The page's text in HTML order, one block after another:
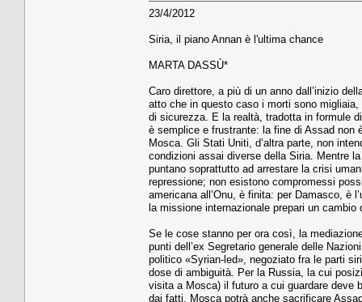
23/4/2012
Siria, il piano Annan è l'ultima chance
MARTA DASSÙ*
Caro direttore, a più di un anno dall’inizio
atto che in questo caso i morti sono
di sicurezza. E la realtà, tradotta in formule
è semplice e frustrante: la fine di Assad non
Mosca. Gli Stati Uniti, d’altra parte, non
condizioni assai diverse della Siria. Mentre
puntano soprattutto ad arrestare la crisi
repressione; non esistono compromessi
americana all’Onu, è finita: per Damasco, è
la missione internazionale prepari un
Se le cose stanno per ora così, la
punti dell’ex Segretario generale delle
politico «Syrian-led», negoziato fra le parti
dose di ambiguità. Per la Russia, la cui
visita a Mosca) il futuro a cui guardare deve
dai fatti, Mosca potrà anche sacrificare